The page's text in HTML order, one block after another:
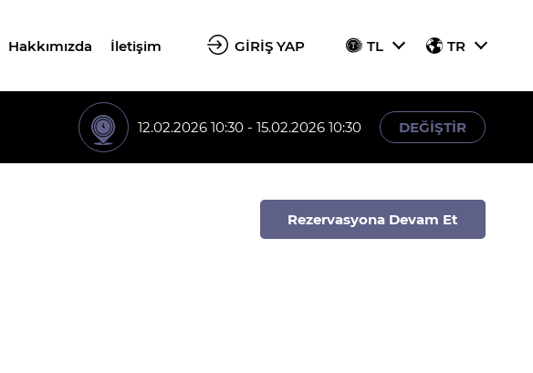
Hakkımızda İletişim GİRİŞ YAP TL TR
12.02.2026 10:30 - 15.02.2026 10:30 DEĞİŞTİR
Rezervasyona Devam Et